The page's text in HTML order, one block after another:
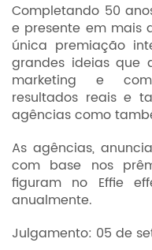
Completando 50
e presente em mais
única premiação
grandes ideias que
marketing e
resultados reais e
agências como
As agências,
com base nos
figuram no Effie
anualmente.
Julgamento: 05 de